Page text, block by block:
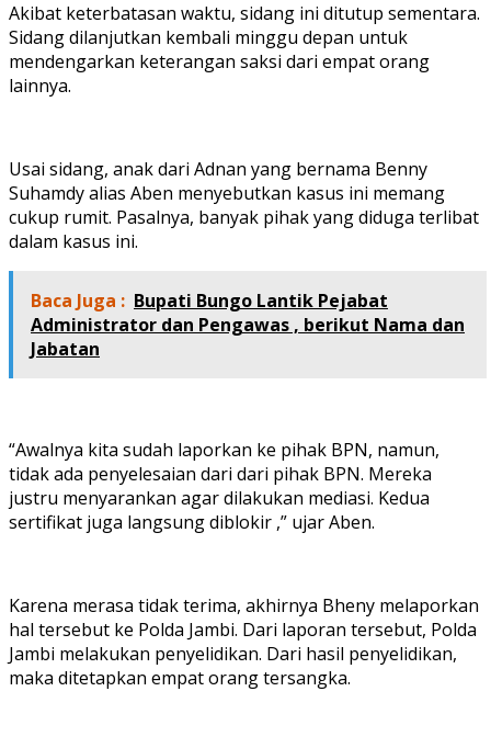
Akibat keterbatasan waktu, sidang ini ditutup sementara.
Sidang dilanjutkan kembali minggu depan untuk
mendengarkan keterangan saksi dari empat orang
lainnya.
Usai sidang, anak dari Adnan yang bernama Benny
Suhamdy alias Aben menyebutkan kasus ini memang
cukup rumit. Pasalnya, banyak pihak yang diduga terlibat
dalam kasus ini.
Baca Juga : Bupati Bungo Lantik Pejabat
Administrator dan Pengawas , berikut Nama dan
Jabatan
“Awalnya kita sudah laporkan ke pihak BPN, namun,
tidak ada penyelesaian dari dari pihak BPN. Mereka
justru menyarankan agar dilakukan mediasi. Kedua
sertifikat juga langsung diblokir ,” ujar Aben.
Karena merasa tidak terima, akhirnya Bheny melaporkan
hal tersebut ke Polda Jambi. Dari laporan tersebut, Polda
Jambi melakukan penyelidikan. Dari hasil penyelidikan,
maka ditetapkan empat orang tersangka.